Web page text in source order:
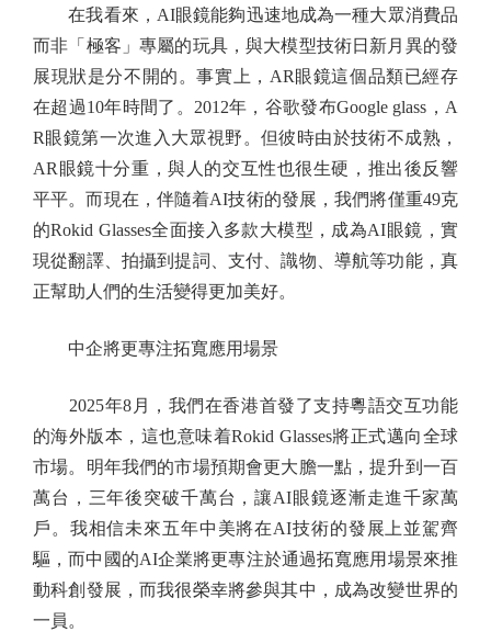
在我看來，AI眼鏡能夠迅速地成為一種大眾消費品
而非「極客」專屬的玩具，與大模型技術日新月異的發
展現狀是分不開的。事實上，AR眼鏡這個品類已經存
在超過10年時間了。2012年，谷歌發布Google glass，A
R眼鏡第一次進入大眾視野。但彼時由於技術不成熟，
AR眼鏡十分重，與人的交互性也很生硬，推出後反響
平平。而現在，伴隨着AI技術的發展，我們將僅重49克
的Rokid Glasses全面接入多款大模型，成為AI眼鏡，實
現從翻譯、拍攝到提詞、支付、識物、導航等功能，真
正幫助人們的生活變得更加美好。
中企將更專注拓寬應用場景
2025年8月，我們在香港首發了支持粵語交互功能
的海外版本，這也意味着Rokid Glasses將正式邁向全球
市場。明年我們的市場預期會更大膽一點，提升到一百
萬台，三年後突破千萬台，讓AI眼鏡逐漸走進千家萬
戶。我相信未來五年中美將在AI技術的發展上並駕齊
驅，而中國的AI企業將更專注於通過拓寬應用場景來推
動科創發展，而我很榮幸將參與其中，成為改變世界的
一員。